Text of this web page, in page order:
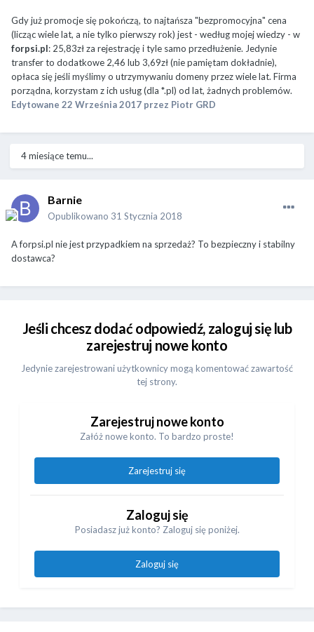
Gdy już promocje się pokończą, to najtańsza "bezpromocyjna" cena
(licząc wiele lat, a nie tylko pierwszy rok) jest - według mojej wiedzy - w
forpsi.pl: 25,83zł za rejestrację i tyle samo przedłużenie. Jedynie
transfer to dodatkowe 2,46 lub 3,69zł (nie pamiętam dokładnie),
opłaca się jeśli myślimy o utrzymywaniu domeny przez wiele lat. Firma
porządna, korzystam z ich usług (dla *.pl) od lat, żadnych problemów.
Edytowane 22 Września 2017 przez Piotr GRD
4 miesiące temu...
Barnie
Opublikowano 31 Stycznia 2018
A forpsi.pl nie jest przypadkiem na sprzedaż? To bezpieczny i stabilny
dostawca?
Jeśli chcesz dodać odpowiedź, zaloguj się lub
zarejestruj nowe konto
Jedynie zarejestrowani użytkownicy mogą komentować zawartość
tej strony.
Zarejestruj nowe konto
Załóż nowe konto. To bardzo proste!
Zarejestruj się
Zaloguj się
Posiadasz już konto? Zaloguj się poniżej.
Zaloguj się